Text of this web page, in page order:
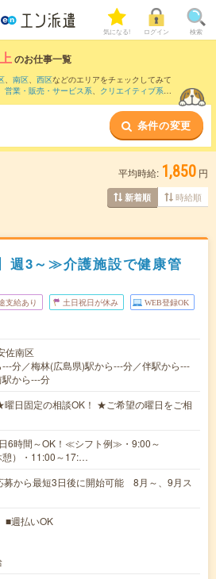
気になる! ログイン 検索
のお仕事一覧
、 南区、 西区などのエリアをチェックしてみて
営業・販売・サービス系、 クリエイティブ系な
条件の変更
平均時給: 1,850 円
新着順 時給順
週3～≫介護施設で健康管
支給あり 土日祝日が休み WEB登録OK
佐南区
分／梅林(広島県)駅から---分／伴駅から---
から---分
日固定の相談OK！ ★ご希望の曜日をご相
日6時間～OK！≪シフト例≫・9:00～
憩）・11:00～17:…
から最短3日後に開始可能 8月～、9月ス
週払いOK